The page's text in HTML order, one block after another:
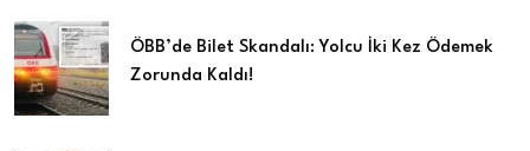
ÖBB’de Bilet Skandalı: Yolcu İki Kez Ödemek
Zorunda Kaldı!